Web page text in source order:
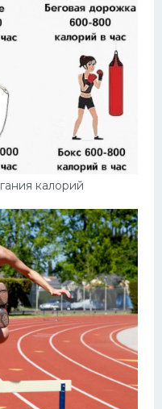
калорий